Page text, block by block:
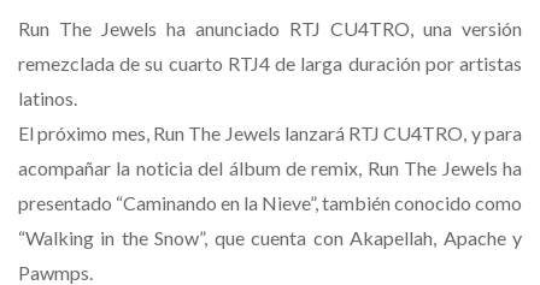
Run The Jewels ha anunciado RTJ CU4TRO, una versión
remezclada de su cuarto RTJ4 de larga duración por artistas
latinos.
El próximo mes, Run The Jewels lanzará RTJ CU4TRO, y para
acompañar la noticia del álbum de remix, Run The Jewels ha
presentado “Caminando en la Nieve”, también conocido como
“Walking in the Snow”, que cuenta con Akapellah, Apache y
Pawmps.